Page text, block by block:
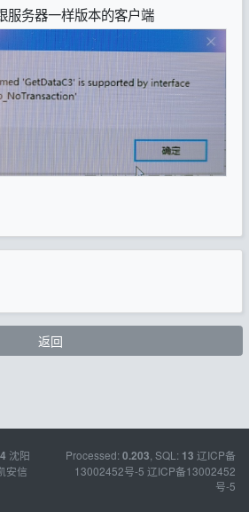
服务器一样版本的客户端
返回
沈阳
安信
Processed: 0.203 , SQL: 13 辽ICP备
13002452号-5 辽ICP备13002452
号-5